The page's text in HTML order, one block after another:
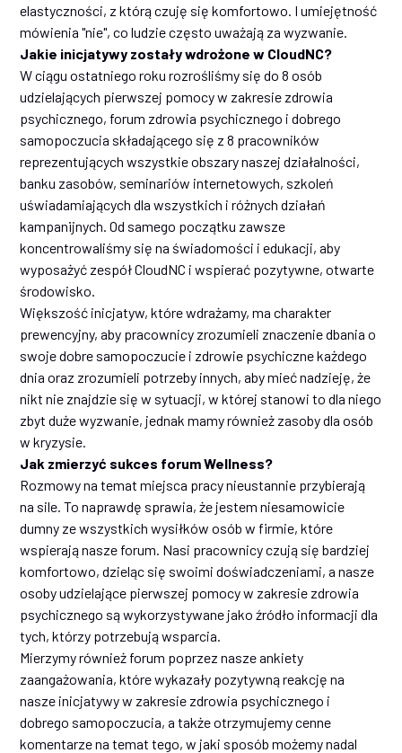
elastyczności, z którą czuję się komfortowo. I umiejętność
mówienia "nie", co ludzie często uważają za wyzwanie.
Jakie inicjatywy zostały wdrożone w CloudNC?
W ciągu ostatniego roku rozrośliśmy się do 8 osób
udzielających pierwszej pomocy w zakresie zdrowia
psychicznego, forum zdrowia psychicznego i dobrego
samopoczucia składającego się z 8 pracowników
reprezentujących wszystkie obszary naszej działalności,
banku zasobów, seminariów internetowych, szkoleń
uświadamiających dla wszystkich i różnych działań
kampanijnych. Od samego początku zawsze
koncentrowaliśmy się na świadomości i edukacji, aby
wyposażyć zespół CloudNC i wspierać pozytywne, otwarte
środowisko.
Większość inicjatyw, które wdrażamy, ma charakter
prewencyjny, aby pracownicy zrozumieli znaczenie dbania o
swoje dobre samopoczucie i zdrowie psychiczne każdego
dnia oraz zrozumieli potrzeby innych, aby mieć nadzieję, że
nikt nie znajdzie się w sytuacji, w której stanowi to dla niego
zbyt duże wyzwanie, jednak mamy również zasoby dla osób
w kryzysie.
Jak zmierzyć sukces forum Wellness?
Rozmowy na temat miejsca pracy nieustannie przybierają
na sile. To naprawdę sprawia, że jestem niesamowicie
dumny ze wszystkich wysiłków osób w firmie, które
wspierają nasze forum. Nasi pracownicy czują się bardziej
komfortowo, dzieląc się swoimi doświadczeniami, a nasze
osoby udzielające pierwszej pomocy w zakresie zdrowia
psychicznego są wykorzystywane jako źródło informacji dla
tych, którzy potrzebują wsparcia.
Mierzymy również forum poprzez nasze ankiety
zaangażowania, które wykazały pozytywną reakcję na
nasze inicjatywy w zakresie zdrowia psychicznego i
dobrego samopoczucia, a także otrzymujemy cenne
komentarze na temat tego, w jaki sposób możemy nadal